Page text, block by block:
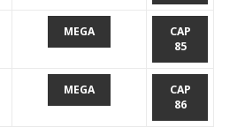
MEGA
CAP
85
MEGA
CAP
86